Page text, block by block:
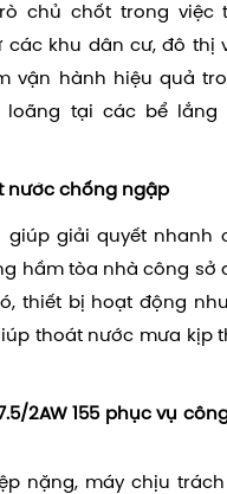
chủ chốt trong việc
khu dân cư, đô thị
vận hành hiệu quả
loãng tại các bể lắng
nước chống ngập
giải quyết nhanh
hầm tòa nhà công sở
thiết bị hoạt động
thoát nước mưa kịp
2AW 155 phục vụ
nặng, máy chịu